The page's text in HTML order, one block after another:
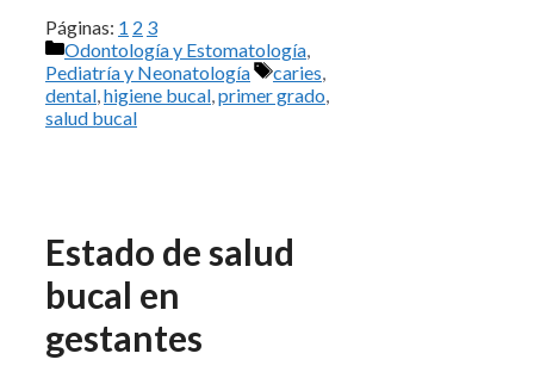
Páginas: 1 2 3
Categorías
Odontología y Estomatología,
Pediatría y Neonatología
Etiquetas
caries,
dental,higiene bucal,primer grado,
salud bucal
Estado de salud
bucal en
gestantes